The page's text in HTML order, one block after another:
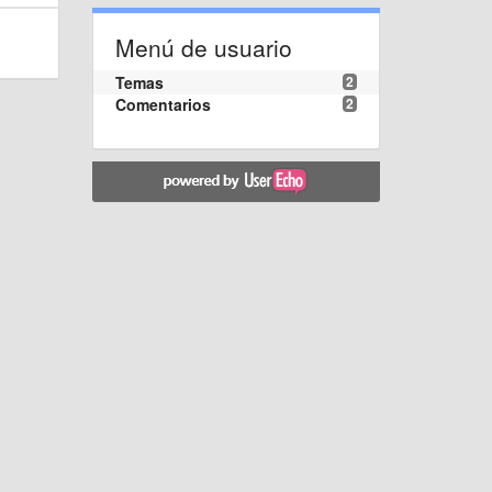
Menú de usuario
2
Temas
2
Comentarios